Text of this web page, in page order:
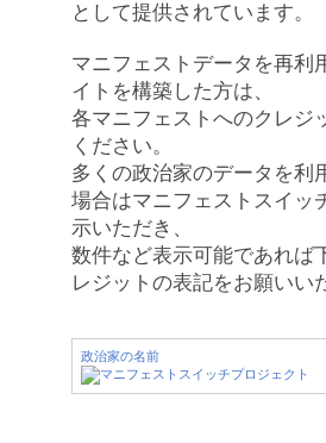
として提供されています。
マニフェストデータを再利
イトを構築した方は、
各マニフェストへのクレジ
ください。
多くの政治家のデータを利
場合はマニフェストスイッ
示いただき、
数件など表示可能であれば
レジットの表記をお願いい
政治家の名前